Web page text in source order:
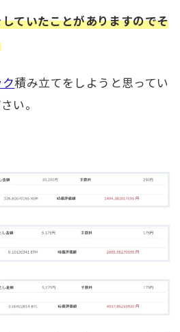
ていたことがありますのでそ
積み立てをしようと思ってい
い。